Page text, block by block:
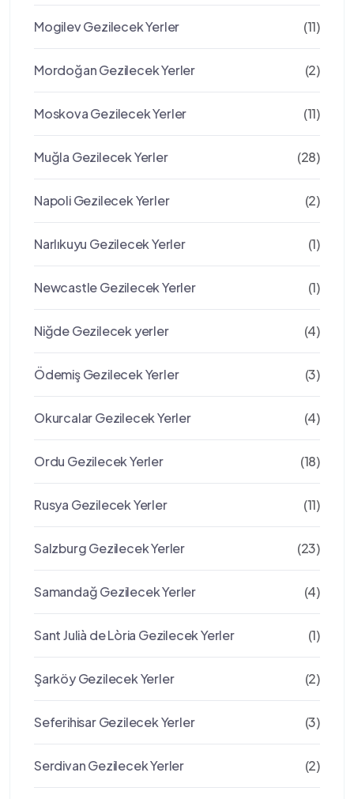
Mogilev Gezilecek Yerler (11)
Mordoğan Gezilecek Yerler (2)
Moskova Gezilecek Yerler (11)
Muğla Gezilecek Yerler (28)
Napoli Gezilecek Yerler (2)
Narlıkuyu Gezilecek Yerler (1)
Newcastle Gezilecek Yerler (1)
Niğde Gezilecek yerler (4)
Ödemiş Gezilecek Yerler (3)
Okurcalar Gezilecek Yerler (4)
Ordu Gezilecek Yerler (18)
Rusya Gezilecek Yerler (11)
Salzburg Gezilecek Yerler (23)
Samandağ Gezilecek Yerler (4)
Sant Julià de Lòria Gezilecek Yerler (1)
Şarköy Gezilecek Yerler (2)
Seferihisar Gezilecek Yerler (3)
Serdivan Gezilecek Yerler (2)